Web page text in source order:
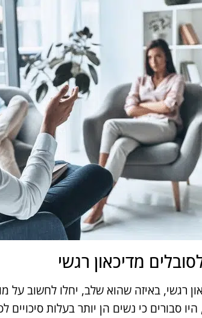
מדיכאון רגשי
רגשי, באיזה שהוא שלב, יחלו לחשוב על
סבורים כי נשים הן יותר בעלות